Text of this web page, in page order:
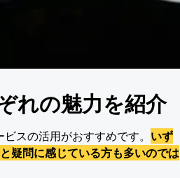
れの魅力を紹介
スの活用がおすすめです。 いず
疑問に感じている方も多いのでは